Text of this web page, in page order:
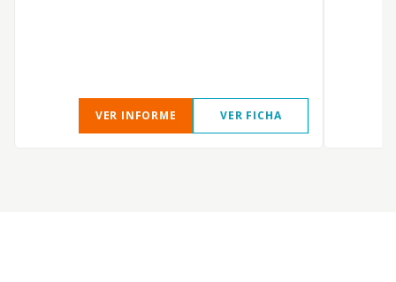
VER INFORME VER FICHA